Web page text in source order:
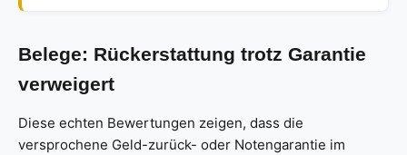
Belege: Rückerstattung trotz Garantie
verweigert
Diese echten Bewertungen zeigen, dass die
versprochene Geld-zurück- oder Notengarantie im